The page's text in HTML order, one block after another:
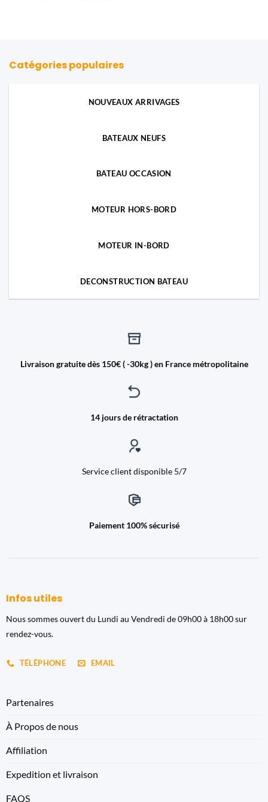
Catégories populaires
NOUVEAUX ARRIVAGES
BATEAUX NEUFS
BATEAU OCCASION
MOTEUR HORS-BORD
MOTEUR IN-BORD
DECONSTRUCTION BATEAU
Livraison gratuite dès 150€ ( -30kg ) en France métropolitaine
14 jours de rétractation
Service client disponible 5/7
Paiement 100% sécurisé
Infos utiles
Nous sommes ouvert du Lundi au Vendredi de 09h00 à 18h00 sur
rendez-vous.
TÉLÉPHONE EMAIL
Partenaires
À Propos de nous
Affiliation
Expedition et livraison
FAQS